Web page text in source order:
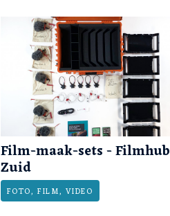
Film-maak-sets - Filmhub
Zuid
FOTO, FILM, VIDEO